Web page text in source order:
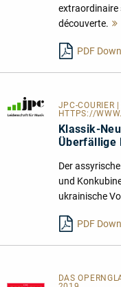
extraordinaire
découverte.
PDF
JPC-COURIER
HTTPS://
Klassik-
Überfällige
Der
und
ukrainische
PDF
DAS